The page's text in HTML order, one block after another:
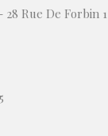
Rue De Forbin